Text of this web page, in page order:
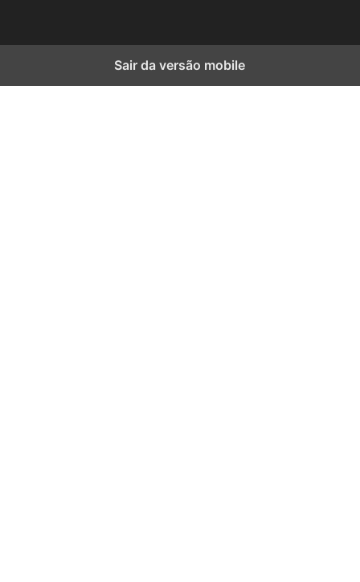
Sair da versão mobile